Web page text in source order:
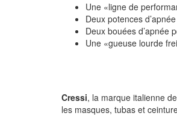
Une «ligne de
Deux potences
Deux bouées d’apnée
Une «gueuse lourde
Cressi, la marque italienne
les masques, tubas et